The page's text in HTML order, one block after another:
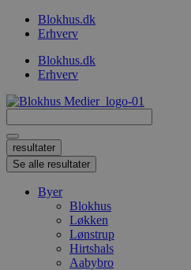
VidereBlokhus.dk
Erhverv
Blokhus.dk
Erhverv
...
resultater
Se alle resultater
Byer
Blokhus
Løkken
Lønstrup
Hirtshals
Aabybro